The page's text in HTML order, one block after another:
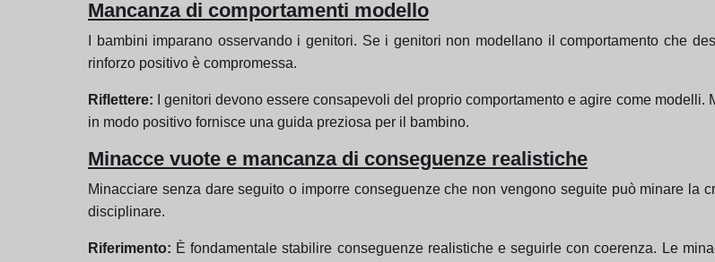
Mancanza di comportamenti modello
I bambini imparano osservando i genitori. Se i genitori non modellano il comportamento che
rinforzo positivo è compromessa.
Riflettere:
I genitori devono essere consapevoli del proprio comportamento e agire come
in modo positivo fornisce una guida preziosa per il bambino.
Minacce vuote e mancanza di conseguenze realistiche
Minacciare senza dare seguito o imporre conseguenze che non vengono seguite può minare la
disciplinare.
Riferimento: È fondamentale stabilire conseguenze realistiche e seguirle con coerenza. Le